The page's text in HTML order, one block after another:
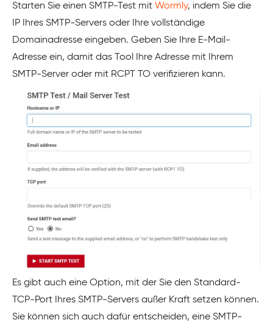
Starten Sie einen SMTP-Test mit Wormly, indem Sie die
IP Ihres SMTP-Servers oder Ihre vollständige
Domainadresse eingeben. Geben Sie Ihre E-Mail-
Adresse ein, damit das Tool Ihre Adresse mit Ihrem
SMTP-Server oder mit RCPT TO verifizieren kann.
Es gibt auch eine Option, mit der Sie den Standard-
TCP-Port Ihres SMTP-Servers außer Kraft setzen können.
Sie können sich auch dafür entscheiden, eine SMTP-